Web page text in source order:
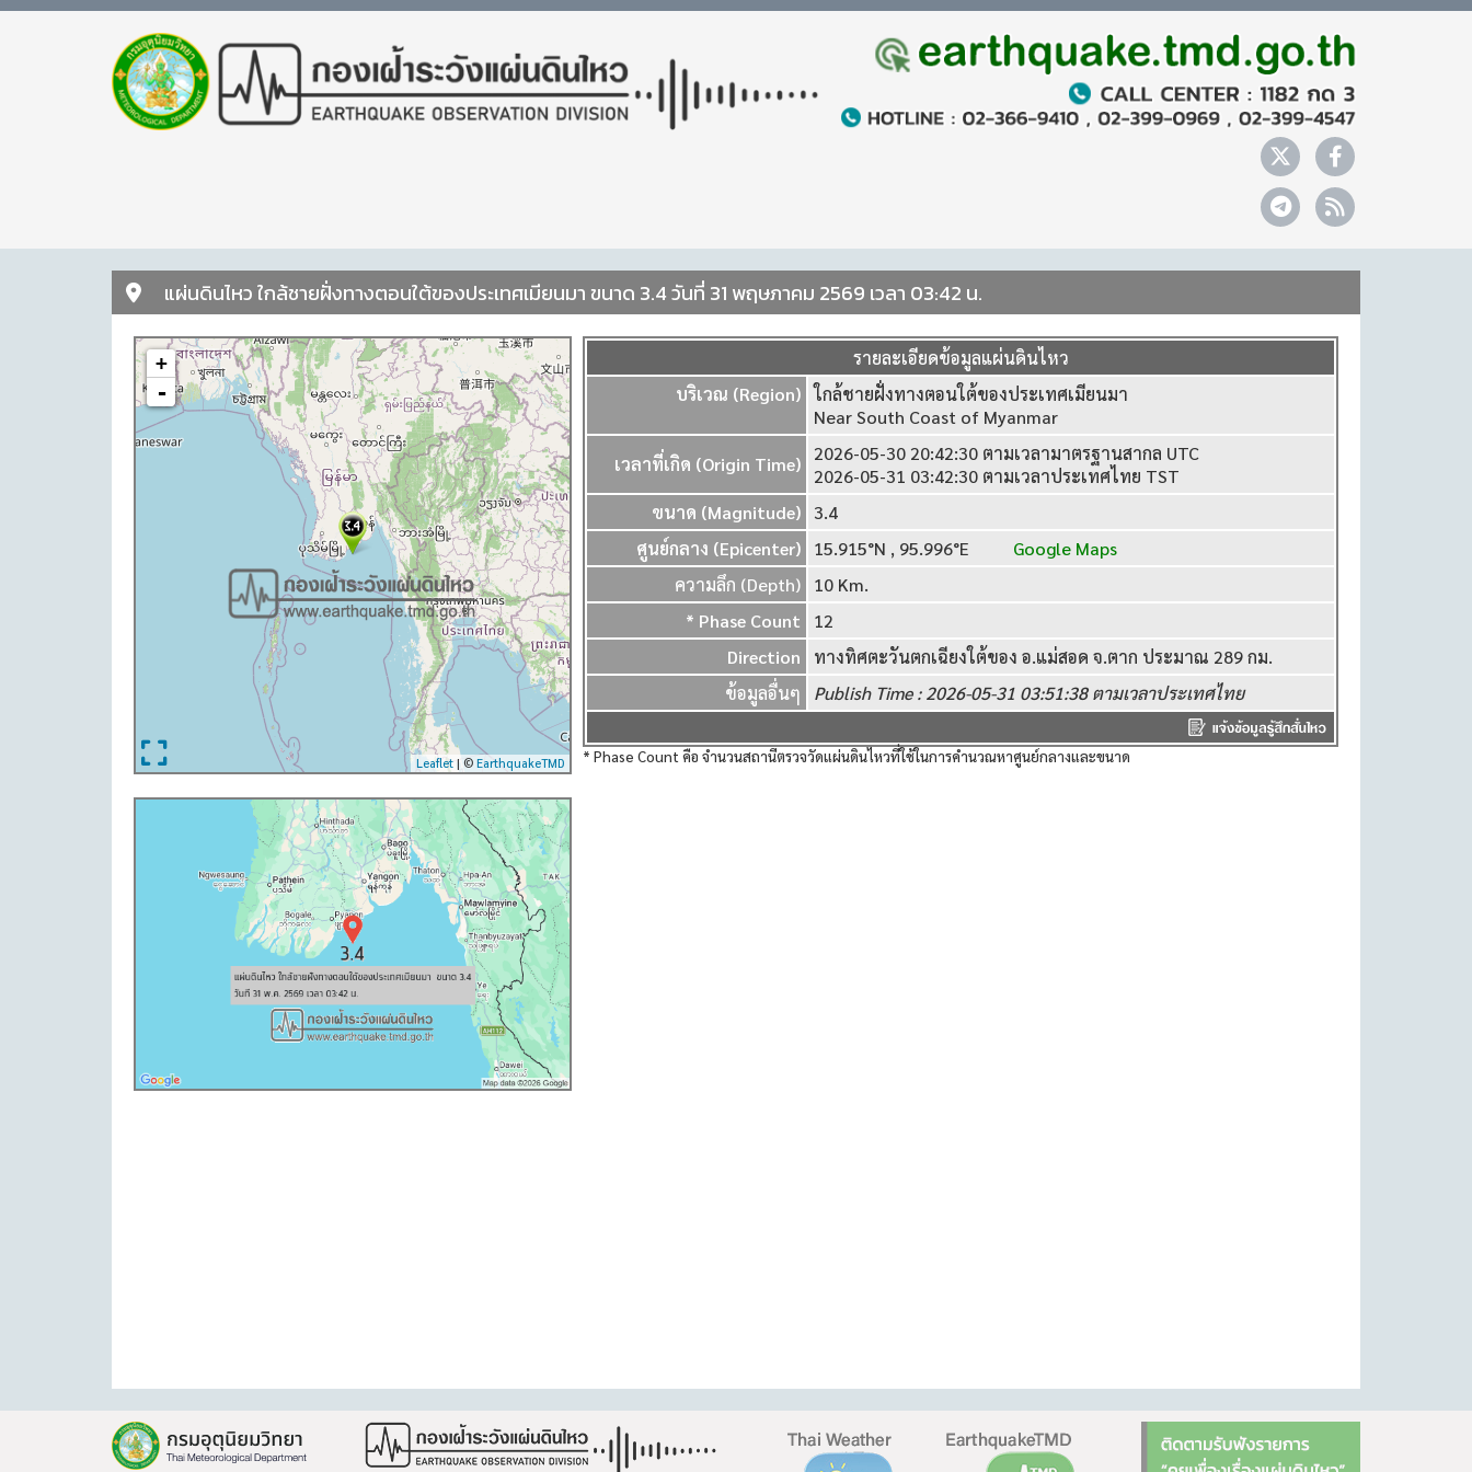
แผ่นดินไหว ใกล้ชายฝั่งทางตอนใต้ของประเทศเมียนมา ขนาด 3.4 วันที่ 31 พฤษภาคม 2569 เวลา 03:42 น.
+
-
Leaflet | © EarthquakeTMD
รายละเอียดข้อมูลแผ่นดินไหว
บริเวณ (Region) ใกล้ชายฝั่งทางตอนใต้ของประเทศเมียนมา
Near South Coast of Myanmar
เวลาที่เกิด (Origin Time)
2026-05-30 20:42:30 ตามเวลามาตรฐานสากล UTC
2026-05-31 03:42:30 ตามเวลาประเทศไทย TST
ขนาด (Magnitude)
3.4
ศูนย์กลาง (Epicenter)
15.915°N , 95.996°E
Google Maps
ความลึก (Depth)
10 Km.
* Phase Count
12
Direction
ทางทิศตะวันตกเฉียงใต้ของ อ.แม่สอด จ.ตาก ประมาณ 289 กม.
ข้อมูลอื่นๆ
Publish Time : 2026-05-31 03:51:38 ตามเวลาประเทศไทย
* Phase Count คือ จำนวนสถานีตรวจวัดแผ่นดินไหวที่ใช้ในการคำนวณหาศูนย์กลางและขนาด